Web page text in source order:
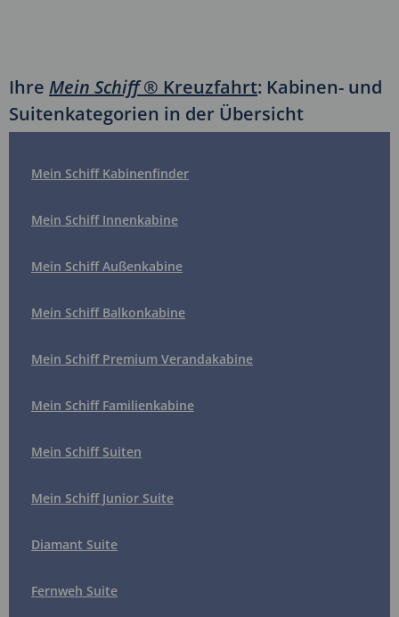
Ihre Mein Schiff® Kreuzfahrt: Kabinen- und
Suitenkategorien in der Übersicht
Mein Schiff Kabinenfinder
Mein Schiff Innenkabine
Mein Schiff Außenkabine
Mein Schiff Balkonkabine
Mein Schiff Premium Verandakabine
Mein Schiff Familienkabine
Mein Schiff Suiten
Mein Schiff Junior Suite
Diamant Suite
Fernweh Suite